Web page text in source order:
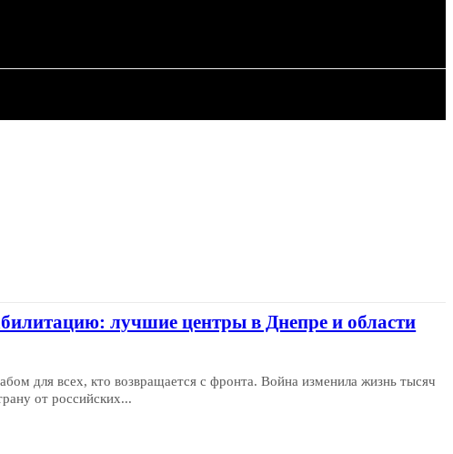
лучшие центры в Днепре и области
для всех, кто возвращается с фронта. Война изменила жизнь тысяч
от российских...